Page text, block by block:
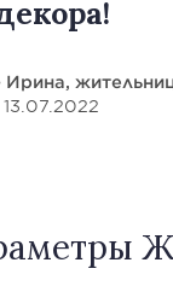
Ирина,
13.07.2022